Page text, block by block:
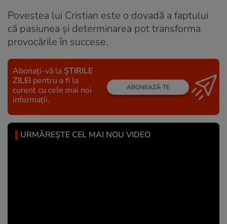
Povestea lui Cristian este o dovadă a faptului
că pasiunea și determinarea pot transforma
provocările în succese.
Abonați-vă la ȘTIRILE
ZILEI pentru a fi la
curent cu cele mai noi
informații.
ABONEAZĂ-TE
URMĂREȘTE CEL MAI NOU VIDEO